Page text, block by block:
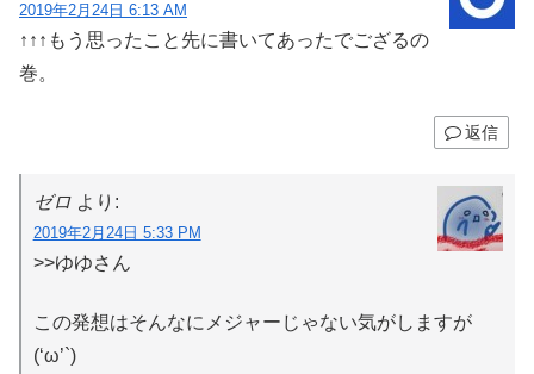
2019年2月24日 6:13 AM
↑↑↑もう思ったこと先に書いてあったでござるの
巻。
返信
ゼロ より:
2019年2月24日 5:33 PM
>>ゆゆさん
この発想はそんなにメジャーじゃない気がしますが
(‘ω’`)